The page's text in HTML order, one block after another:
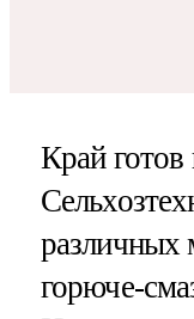
Край готов
различных
горюче-